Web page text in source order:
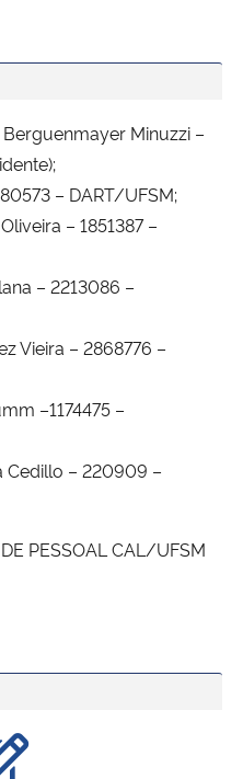
Berguenmayer Minuzzi –
– DART/UFSM;
– 1851387 –
– 2213086 –
Vieira – 2868776 –
–1174475 –
Cedillo – 220909 –
PESSOAL CAL/UFSM